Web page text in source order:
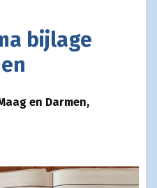
bijlage
en Darmen,